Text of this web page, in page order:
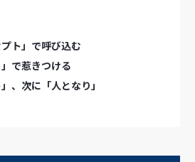
ト」で呼び込む
で惹きつける
、次に「人となり」